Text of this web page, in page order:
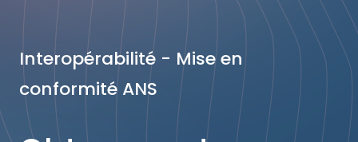
Interopérabilité - Mise en
conformité ANS